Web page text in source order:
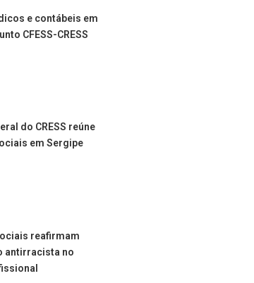
e contábeis em
CFESS-CRESS
do CRESS reúne
em Sergipe
reafirmam
antirracista no